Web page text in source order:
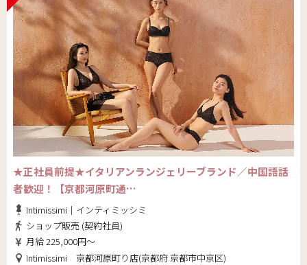
★正社員前提★イタリアンランジェリーブランド／中国語話
者歓迎！【京都河原町通…
Intimissimi｜インティミッシミ
ショップ販売 (契約社員)
月給 225,000円～
Intimissimi 京都河原町り店(京都府 京都市中京区)